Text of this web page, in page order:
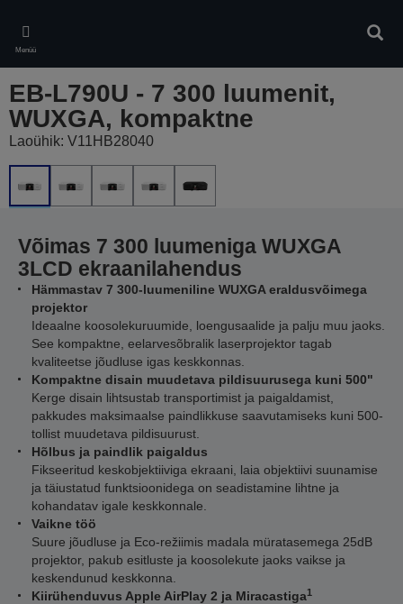
main
content
Menüü
EB-L790U - 7 300 luumenit,
WUXGA, kompaktne
Laoühik: V11HB28040
Võimas 7 300 luumeniga WUXGA
3LCD ekraanilahendus
Hämmastav 7 300-luumeniline WUXGA eraldusvõimega
projektor
Ideaalne koosolekuruumide, loengusaalide ja palju muu jaoks.
See kompaktne, eelarvesõbralik laserprojektor tagab
kvaliteetse jõudluse igas keskkonnas.
Kompaktne disain muudetava pildisuurusega kuni 500"
Kerge disain lihtsustab transportimist ja paigaldamist,
pakkudes maksimaalse paindlikkuse saavutamiseks kuni 500-
tollist muudetava pildisuurust.
Hõlbus ja paindlik paigaldus
Fikseeritud keskobjektiiviga ekraani, laia objektiivi suunamise
ja täiustatud funktsioonidega on seadistamine lihtne ja
kohandatav igale keskkonnale.
Vaikne töö
Suure jõudluse ja Eco-režiimis madala müratasemega 25dB
projektor, pakub esitluste ja koosolekute jaoks vaikse ja
keskendunud keskkonna.
Kiirühenduvus Apple AirPlay 2 ja Miracastiga1